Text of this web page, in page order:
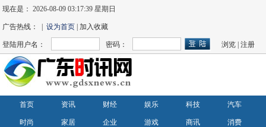
现在是：2026-08-09 03:17:40 星期日
广告热线： |设为首页 | 加入收藏
登陆用户名： 密码： 浏览 |注册
首页 资讯 财经 娱乐 科技 汽车
时尚 家居 企业 游戏 商讯 消费